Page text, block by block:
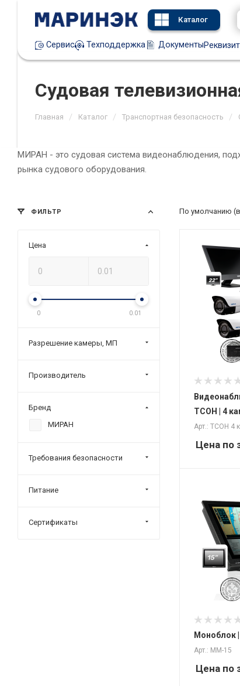
Каталог
Сервис Техподдержка Документы
Судовая
Главная / Каталог / Транспортная безопасность /
МИРАН - это судовая система видеонаблюдения,
рынка судового оборудования.
По умолчанию
ТСОН | 4
Арт.: ТСОН 4
Цена по
Моноблок
Арт.: ММ-15
Цена по
ФИЛЬТР
Цена
0 0.01
Разрешение камеры, MП
Производитель
Бренд
МИРАН
Требования безопасности
Питание
Сертификаты